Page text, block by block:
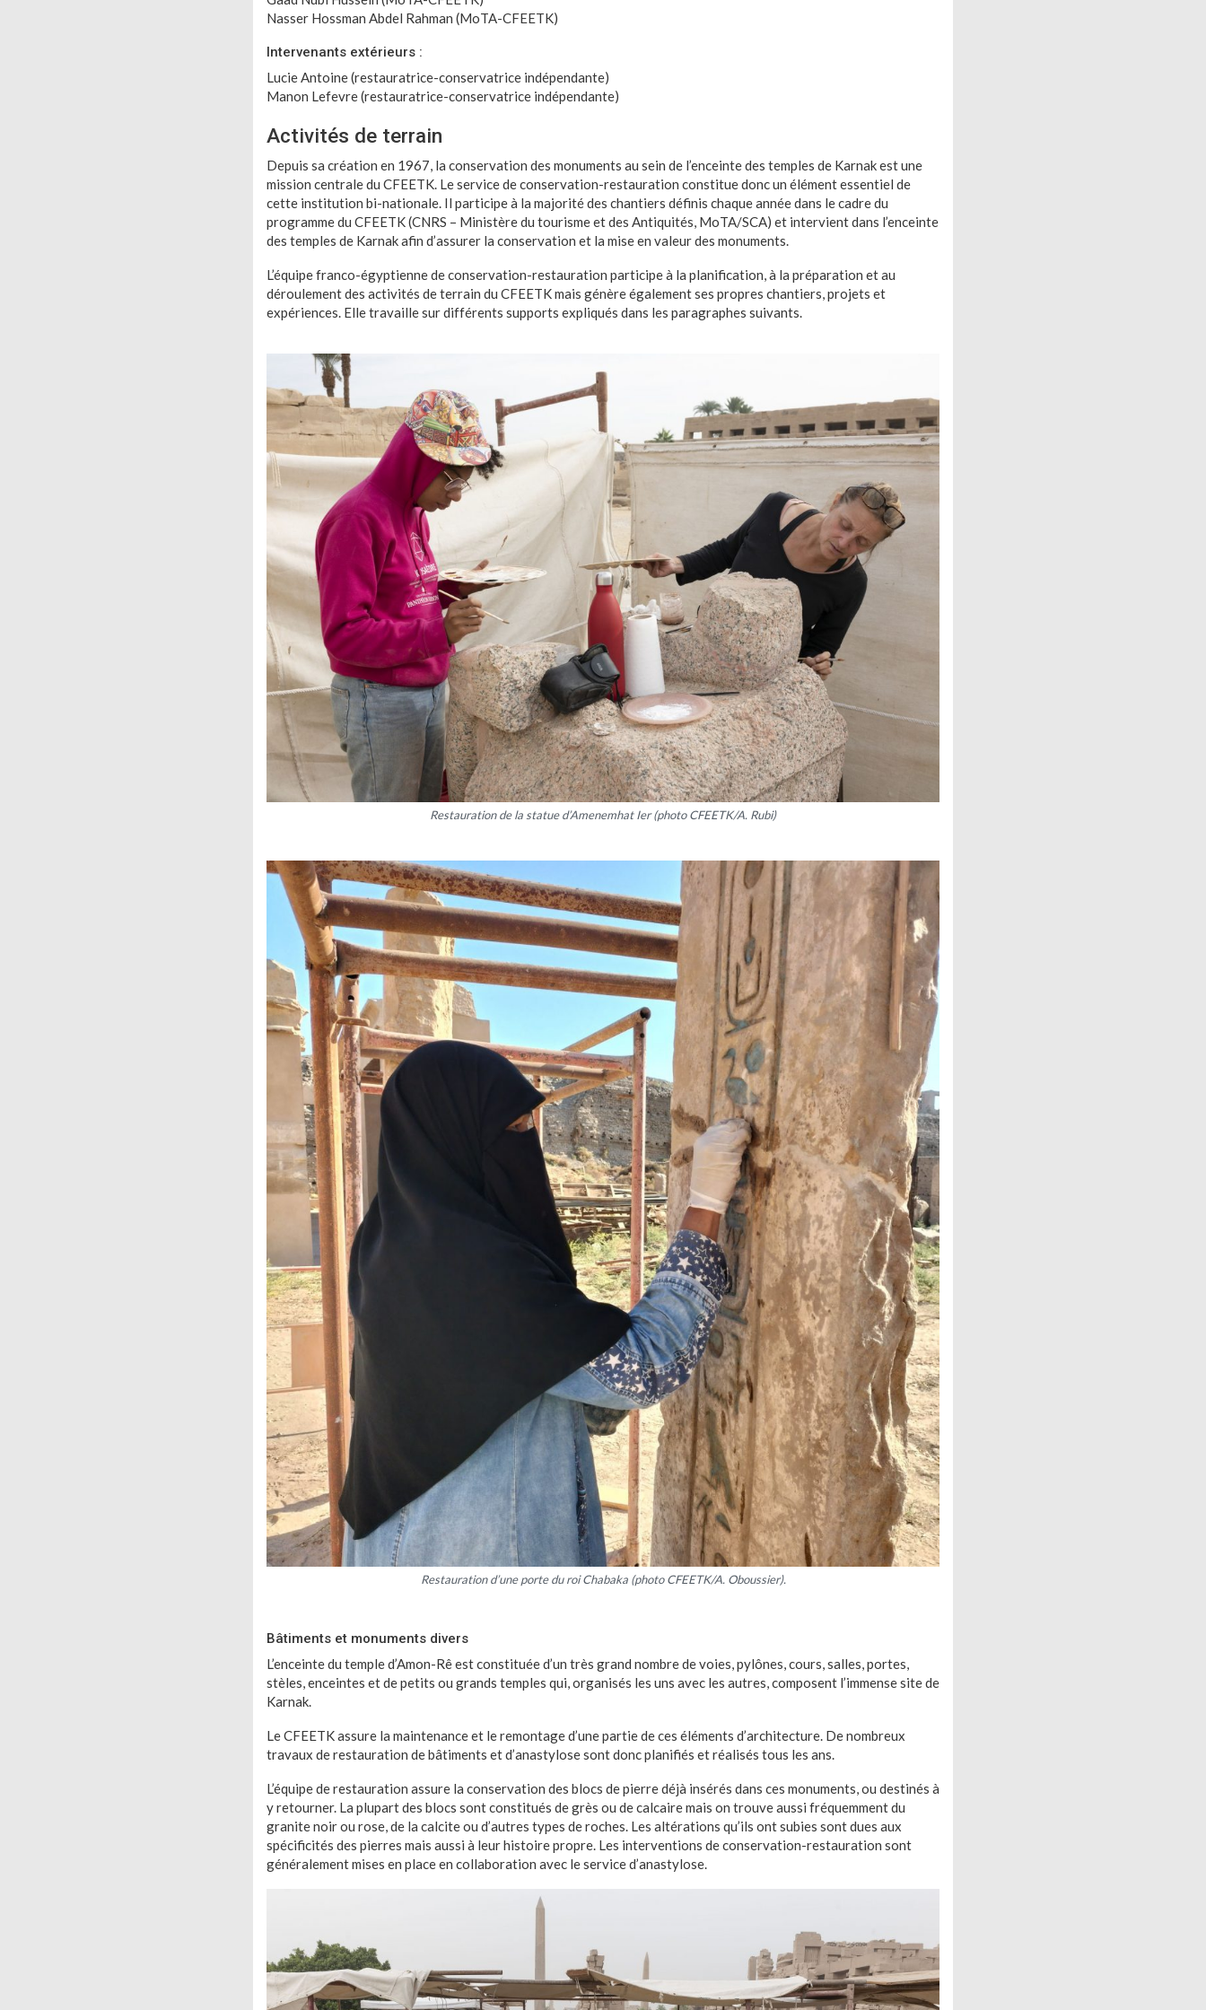
Nasser Hossman Abdel Rahman (MoTA-CFEETK)
Intervenants extérieurs :
Lucie Antoine (restauratrice-conservatrice indépendante)
Manon Lefevre (restauratrice-conservatrice indépendante)
Activités de terrain
Depuis sa création en 1967, la conservation des monuments au sein de l’enceinte des temples de Karnak est une
mission centrale du CFEETK. Le service de conservation-restauration constitue donc un élément essentiel de
cette institution bi-nationale. Il participe à la majorité des chantiers définis chaque année dans le cadre du
programme du CFEETK (CNRS – Ministère du tourisme et des Antiquités, MoTA/SCA) et intervient dans l’enceinte
des temples de Karnak afin d’assurer la conservation et la mise en valeur des monuments.
L’équipe franco-égyptienne de conservation-restauration participe à la planification, à la préparation et au
déroulement des activités de terrain du CFEETK mais génère également ses propres chantiers, projets et
expériences. Elle travaille sur différents supports expliqués dans les paragraphes suivants.
Restauration de la statue d’Amenemhat Ier (photo CFEETK/A. Rubi)
Restauration d’une porte du roi Chabaka (photo CFEETK/A. Oboussier).
Bâtiments et monuments divers
L’enceinte du temple d’Amon-Rê est constituée d’un très grand nombre de voies, pylônes, cours, salles, portes,
stèles, enceintes et de petits ou grands temples qui, organisés les uns avec les autres, composent l’immense site de
Karnak.
Le CFEETK assure la maintenance et le remontage d’une partie de ces éléments d’architecture. De nombreux
travaux de restauration de bâtiments et d’anastylose sont donc planifiés et réalisés tous les ans.
L’équipe de restauration assure la conservation des blocs de pierre déjà insérés dans ces monuments, ou destinés à
y retourner. La plupart des blocs sont constitués de grès ou de calcaire mais on trouve aussi fréquemment du
granite noir ou rose, de la calcite ou d’autres types de roches. Les altérations qu’ils ont subies sont dues aux
spécificités des pierres mais aussi à leur histoire propre. Les interventions de conservation-restauration sont
généralement mises en place en collaboration avec le service d’anastylose.